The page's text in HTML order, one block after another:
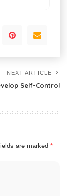
NEXT ARTICLE
Self-Control
are marked *